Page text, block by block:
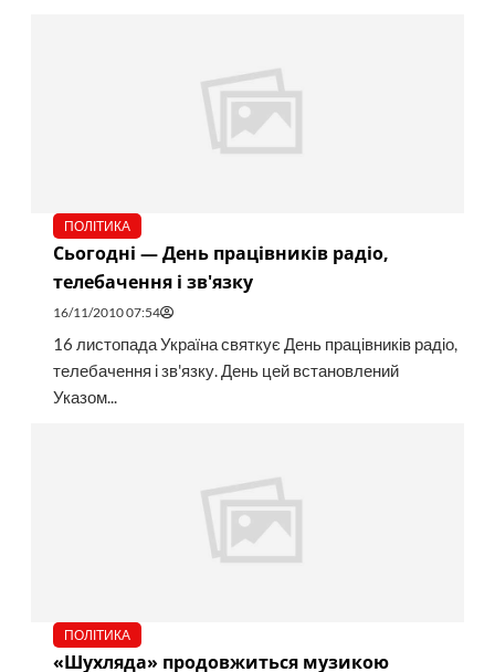
ПОЛІТИКА
Сьогодні — День працівників радіо,
телебачення і зв'язку
16/11/2010 07:54
16 листопада Україна святкує День працівників радіо,
телебачення і зв'язку. День цей встановлений
Указом...
ПОЛІТИКА
«Шухляда» продовжиться музикою